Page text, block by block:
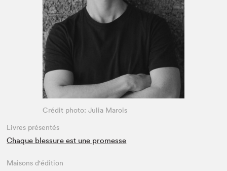
Espace médias
Crédit photo: Julia Marois
Livres présentés
Chaque blessure est une promesse
Maisons d'édition